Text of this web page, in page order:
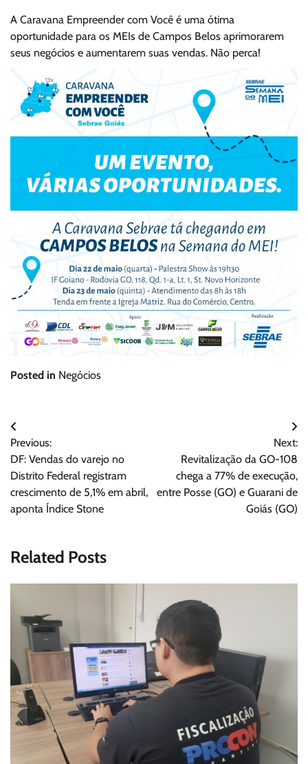
A Caravana Empreender com Você é uma ótima
oportunidade para os MEIs de Campos Belos aprimorarem
seus negócios e aumentarem suas vendas. Não perca!
Posted in Negócios
Navegação
de
Post
Previous:
DF: Vendas do varejo no
Distrito Federal registram
crescimento de 5,1% em abril,
aponta Índice Stone
Next:
Revitalização da GO-108
chega a 77% de execução,
entre Posse (GO) e Guarani de
Goiás (GO)
Related Posts